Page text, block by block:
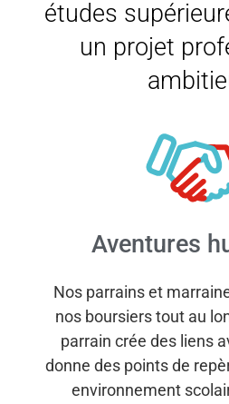
études
un projet
Aventures
Nos parrains et
nos boursiers tout au
parrain crée des liens
donne des points de
environnement